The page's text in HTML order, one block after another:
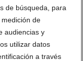
de búsqueda, para
de
audiencias y
utilizar datos
a través